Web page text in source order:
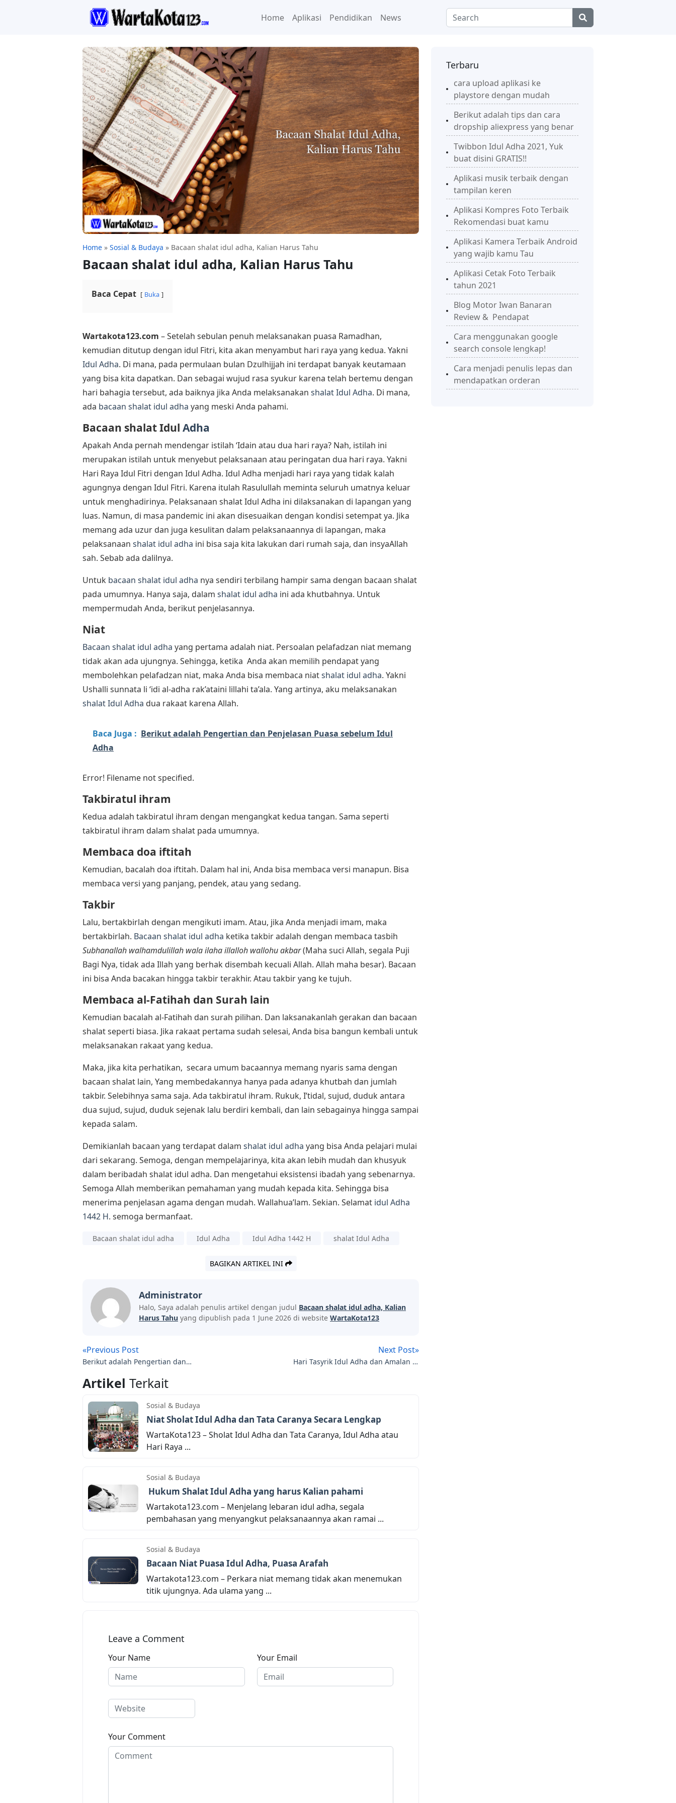
Home Aplikasi Pendidikan News
Home » Sosial & Budaya » Bacaan shalat idul adha, Kalian Harus Tahu
Bacaan shalat idul adha, Kalian Harus Tahu
Baca Cepat Buka
Wartakota123.com – Setelah sebulan penuh melaksanakan puasa Ramadhan,
kemudian ditutup dengan idul Fitri, kita akan menyambut hari raya yang kedua. Yakni
Idul Adha. Di mana, pada permulaan bulan Dzulhijjah ini terdapat banyak keutamaan
yang bisa kita dapatkan. Dan sebagai wujud rasa syukur karena telah bertemu dengan
hari bahagia tersebut, ada baiknya jika Anda melaksanakan shalat Idul Adha. Di mana,
ada bacaan shalat idul adha yang meski Anda pahami.
Bacaan shalat Idul Adha
Apakah Anda pernah mendengar istilah ‘Idain atau dua hari raya? Nah, istilah ini
merupakan istilah untuk menyebut pelaksanaan atau peringatan dua hari raya. Yakni
Hari Raya Idul Fitri dengan Idul Adha. Idul Adha menjadi hari raya yang tidak kalah
agungnya dengan Idul Fitri. Karena itulah Rasulullah meminta seluruh umatnya keluar
untuk menghadirinya. Pelaksanaan shalat Idul Adha ini dilaksanakan di lapangan yang
luas. Namun, di masa pandemic ini akan disesuaikan dengan kondisi setempat ya. Jika
memang ada uzur dan juga kesulitan dalam pelaksanaannya di lapangan, maka
pelaksanaan shalat idul adha ini bisa saja kita lakukan dari rumah saja, dan insyaAllah
sah. Sebab ada dalilnya.
Untuk bacaan shalat idul adha nya sendiri terbilang hampir sama dengan bacaan shalat
pada umumnya. Hanya saja, dalam shalat idul adha ini ada khutbahnya. Untuk
mempermudah Anda, berikut penjelasannya.
Niat
Bacaan shalat idul adha yang pertama adalah niat. Persoalan pelafadzan niat memang
tidak akan ada ujungnya. Sehingga, ketika Anda akan memilih pendapat yang
membolehkan pelafadzan niat, maka Anda bisa membaca niatshalat idul adha. Yakni
Ushalli sunnata li ‘idi al-adha rak’ataini lillahi ta’ala. Yang artinya, aku melaksanakan
shalat Idul Adha dua rakaat karena Allah.
Baca Juga : Berikut adalah Pengertian dan Penjelasan Puasa sebelum Idul
Adha
Error! Filename not specified.
Takbiratul ihram
Kedua adalah takbiratul ihram dengan mengangkat kedua tangan. Sama seperti
takbiratul ihram dalam shalat pada umumnya.
Membaca doa iftitah
Kemudian, bacalah doa iftitah. Dalam hal ini, Anda bisa membaca versi manapun. Bisa
membaca versi yang panjang, pendek, atau yang sedang.
Takbir
Lalu, bertakbirlah dengan mengikuti imam. Atau, jika Anda menjadi imam, maka
bertakbirlah. Bacaan shalat idul adha ketika takbir adalah dengan membaca tasbih
Subhanallah walhamdulillah wala ilaha illalloh wallohu akbar(Maha suci Allah, segala Puji
Bagi Nya, tidak ada Illah yang berhak disembah kecuali Allah. Allah maha besar). Bacaan
ini bisa Anda bacakan hingga takbir terakhir. Atau takbir yang ke tujuh.
Membaca al-Fatihah dan Surah lain
Kemudian bacalah al-Fatihah dan surah pilihan. Dan laksanakanlah gerakan dan bacaan
shalat seperti biasa. Jika rakaat pertama sudah selesai, Anda bisa bangun kembali untuk
melaksanakan rakaat yang kedua.
Maka, jika kita perhatikan, secara umum bacaannya memang nyaris sama dengan
bacaan shalat lain, Yang membedakannya hanya pada adanya khutbah dan jumlah
takbir. Selebihnya sama saja. Ada takbiratul ihram. Rukuk, I’tidal, sujud, duduk antara
dua sujud, sujud, duduk sejenak lalu berdiri kembali, dan lain sebagainya hingga sampai
kepada salam.
Demikianlah bacaan yang terdapat dalam shalat idul adha yang bisa Anda pelajari mulai
dari sekarang. Semoga, dengan mempelajarinya, kita akan lebih mudah dan khusyuk
dalam beribadah shalat idul adha. Dan mengetahui eksistensi ibadah yang sebenarnya.
Semoga Allah memberikan pemahaman yang mudah kepada kita. Sehingga bisa
menerima penjelasan agama dengan mudah. Wallahua’lam. Sekian. Selamat idul Adha
1442 H. semoga bermanfaat.
Bacaan shalat idul adha Idul Adha Idul Adha 1442 H shalat Idul Adha
BAGIKAN ARTIKEL INI
Administrator
Halo, Saya adalah penulis artikel dengan judul Bacaan shalat idul adha, Kalian
Harus Tahu yang dipublish pada 1 June 2026 di website WartaKota123
«Previous Post
Berikut adalah Pengertian dan
Next Post»
Hari Tasyrik Idul Adha dan Amalan di
Artikel Terkait
Sosial & Budaya
Niat Sholat Idul Adha dan Tata Caranya Secara Lengkap
WartaKota123 – Sholat Idul Adha dan Tata Caranya, Idul Adha atau
Hari Raya ...
Sosial & Budaya
Hukum Shalat Idul Adha yang harus Kalian pahami
Wartakota123.com – Menjelang lebaran idul adha, segala
pembahasan yang menyangkut pelaksanaannya akan ramai ...
Sosial & Budaya
Bacaan Niat Puasa Idul Adha, Puasa Arafah
Wartakota123.com – Perkara niat memang tidak akan menemukan
titik ujungnya. Ada ulama yang ...
Leave a Comment
Your Name Your Email
Your Comment
Terbaru
cara upload aplikasi ke
playstore dengan mudah
Berikut adalah tips dan cara
dropship aliexpress yang benar
Twibbon Idul Adha 2021, Yuk
buat disini GRATIS!!
Aplikasi musik terbaik dengan
tampilan keren
Aplikasi Kompres Foto Terbaik
Rekomendasi buat kamu
Aplikasi Kamera Terbaik Android
yang wajib kamu Tau
Aplikasi Cetak Foto Terbaik
tahun 2021
Blog Motor Iwan Banaran
Review & Pendapat
Cara menggunakan google
search console lengkap!
Cara menjadi penulis lepas dan
mendapatkan orderan